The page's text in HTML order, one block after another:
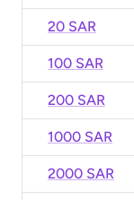
20 SAR
100 SAR
200 SAR
1000 SAR
2000 SAR